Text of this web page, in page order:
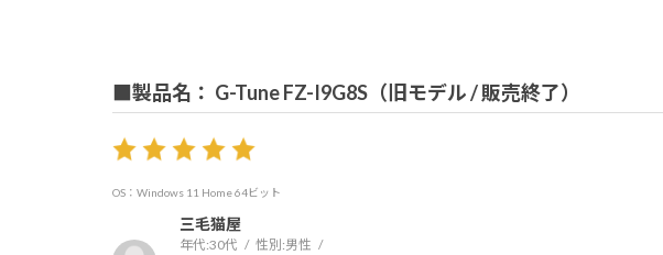
■製品名： G-Tune FZ-I9G8S（旧モデル / 販売終了）
OS：Windows 11 Home 64ビット
三毛猫屋
年代:30代 性別:男性